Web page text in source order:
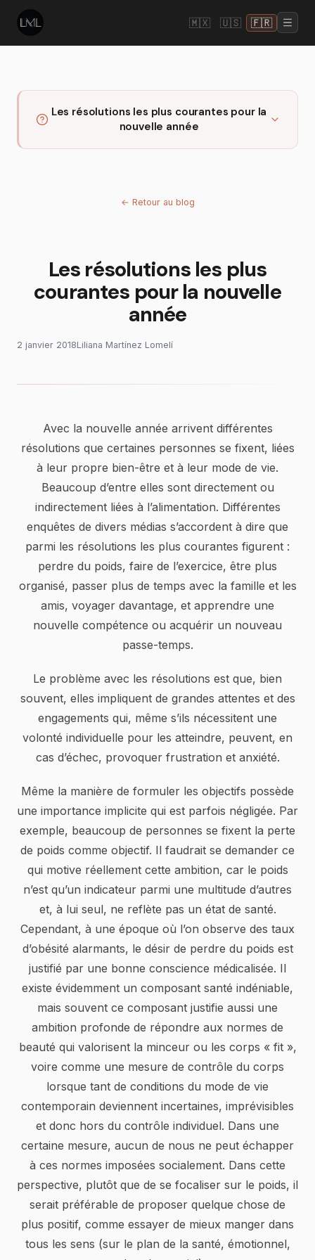
🇲🇽 🇺🇸 🇫🇷
Les résolutions les plus courantes pour la
nouvelle année
← Retour au blog
Les résolutions les plus
courantes pour la nouvelle
année
2 janvier 2018Liliana Martínez Lomelí
Avec la nouvelle année arrivent différentes
résolutions que certaines personnes se fixent, liées
à leur propre bien-être et à leur mode de vie.
Beaucoup d’entre elles sont directement ou
indirectement liées à l’alimentation. Différentes
enquêtes de divers médias s’accordent à dire que
parmi les résolutions les plus courantes figurent :
perdre du poids, faire de l’exercice, être plus
organisé, passer plus de temps avec la famille et les
amis, voyager davantage, et apprendre une
nouvelle compétence ou acquérir un nouveau
passe-temps.
Le problème avec les résolutions est que, bien
souvent, elles impliquent de grandes attentes et des
engagements qui, même s’ils nécessitent une
volonté individuelle pour les atteindre, peuvent, en
cas d’échec, provoquer frustration et anxiété.
Même la manière de formuler les objectifs possède
une importance implicite qui est parfois négligée. Par
exemple, beaucoup de personnes se fixent la perte
de poids comme objectif. Il faudrait se demander ce
qui motive réellement cette ambition, car le poids
n’est qu’un indicateur parmi une multitude d’autres
et, à lui seul, ne reflète pas un état de santé.
Cependant, à une époque où l’on observe des taux
d’obésité alarmants, le désir de perdre du poids est
justifié par une bonne conscience médicalisée. Il
existe évidemment un composant santé indéniable,
mais souvent ce composant justifie aussi une
ambition profonde de répondre aux normes de
beauté qui valorisent la minceur ou les corps « fit »,
voire comme une mesure de contrôle du corps
lorsque tant de conditions du mode de vie
contemporain deviennent incertaines, imprévisibles
et donc hors du contrôle individuel. Dans une
certaine mesure, aucun de nous ne peut échapper
à ces normes imposées socialement. Dans cette
perspective, plutôt que de se focaliser sur le poids, il
serait préférable de proposer quelque chose de
plus positif, comme essayer de mieux manger dans
tous les sens (sur le plan de la santé, émotionnel,